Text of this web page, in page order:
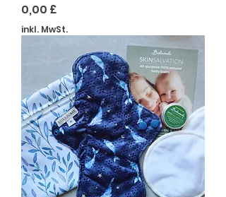
Preis
0,00 £
inkl. MwSt.